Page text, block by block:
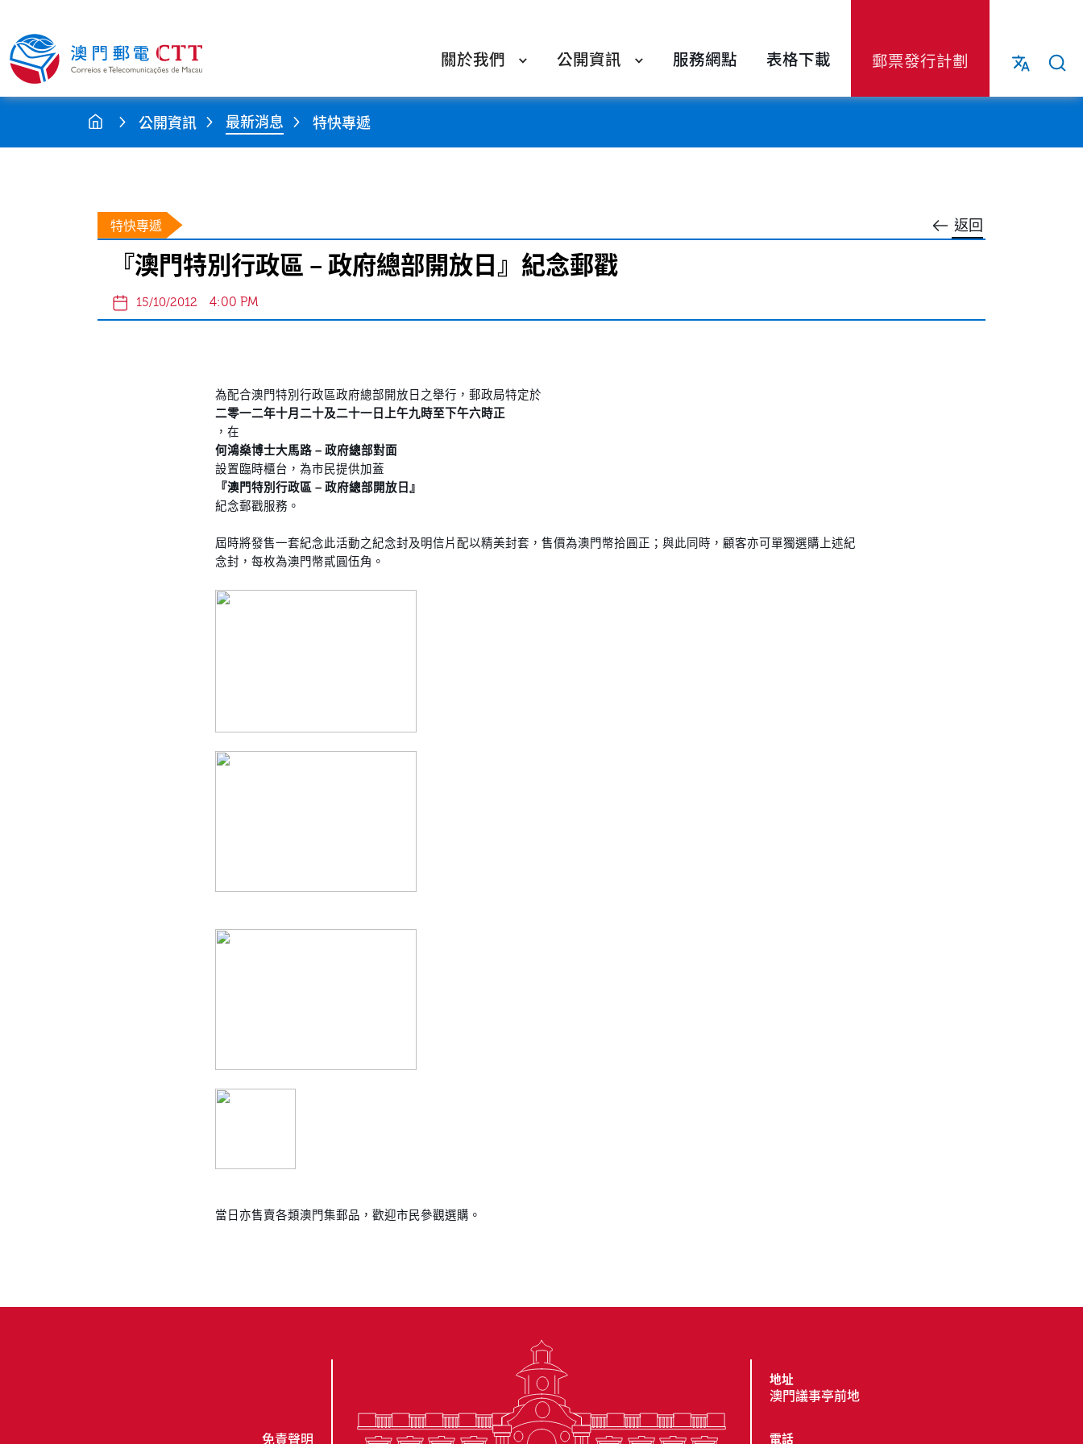
關於我們 公開資訊 服務網點 表格下載 郵票發行計劃
公開資訊 最新消息 特快專遞
返回
特快專遞
『澳門特別行政區 – 政府總部開放日』紀念郵戳
15/10/2012 4:00 PM
為配合澳門特別行政區政府總部開放日之舉行，郵政局特定於
二零一二年十月二十及二十一日上午九時至下午六時正
，在
何鴻燊博士大馬路 – 政府總部對面
設置臨時櫃台，為市民提供加蓋
『澳門特別行政區 – 政府總部開放日』
紀念郵戳服務。
屆時將發售一套紀念此活動之紀念封及明信片配以精美封套，售價為澳門幣拾圓正；與此同時，顧客亦可單獨選購上述紀
念封，每枚為澳門幣貳圓伍角。
當日亦售賣各類澳門集郵品，歡迎市民參觀選購。
免責聲明
地址
澳門議事亭前地
電話